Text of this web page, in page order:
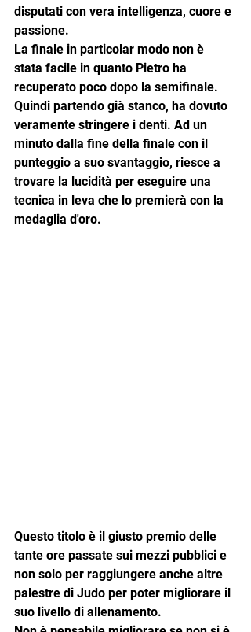
disputati con vera intelligenza, cuore e
passione.
La finale in particolar modo non è
stata facile in quanto Pietro ha
recuperato poco dopo la semifinale.
Quindi partendo già stanco, ha dovuto
veramente stringere i denti. Ad un
minuto dalla fine della finale con il
punteggio a suo svantaggio, riesce a
trovare la lucidità per eseguire una
tecnica in leva che lo premierà con la
medaglia d'oro.
Questo titolo è il giusto premio delle
tante ore passate sui mezzi pubblici e
non solo per raggiungere anche altre
palestre di Judo per poter migliorare il
suo livello di allenamento.